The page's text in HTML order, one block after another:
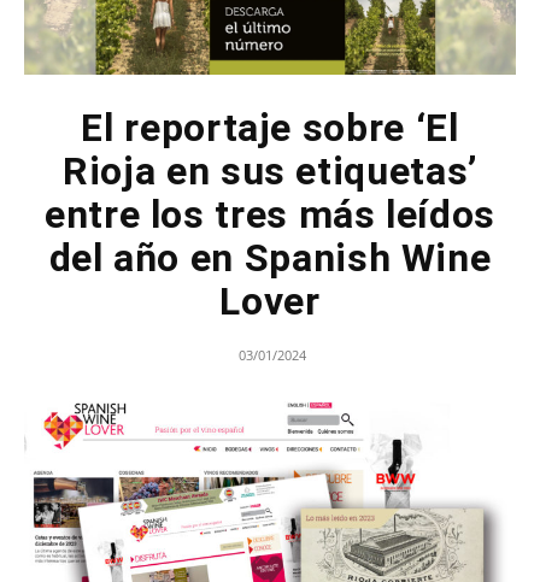
El reportaje sobre ‘El
Rioja en sus etiquetas’
entre los tres más leídos
del año en Spanish Wine
Lover
03/01/2024